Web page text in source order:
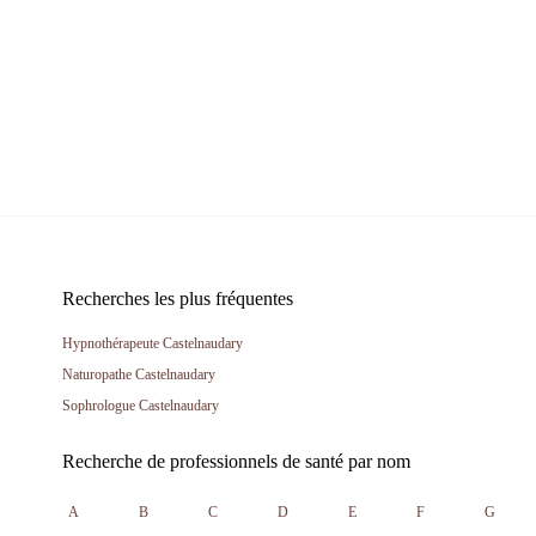
Recherches les plus fréquentes
Hypnothérapeute Castelnaudary
Naturopathe Castelnaudary
Sophrologue Castelnaudary
Recherche de professionnels de santé par nom
A B C D E F G